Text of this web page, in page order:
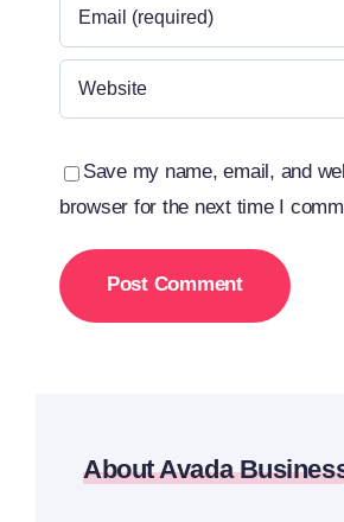
Save my name, email, and
browser for the next time I
About Avada